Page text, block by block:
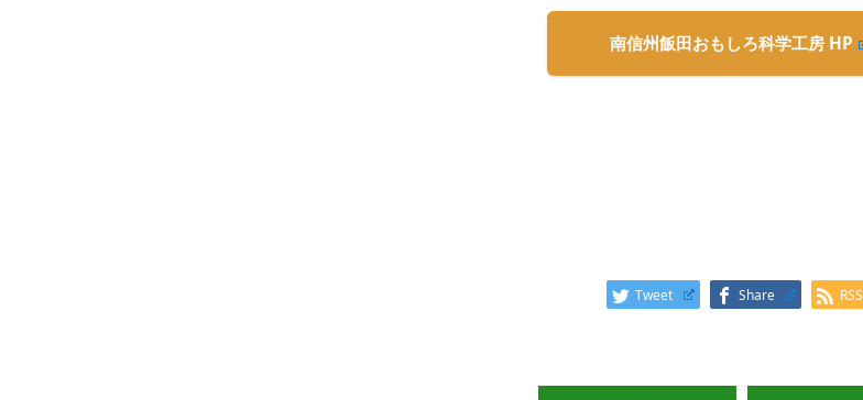
南信州飯田おもしろ科学工房 HP
Tweet Share RSS